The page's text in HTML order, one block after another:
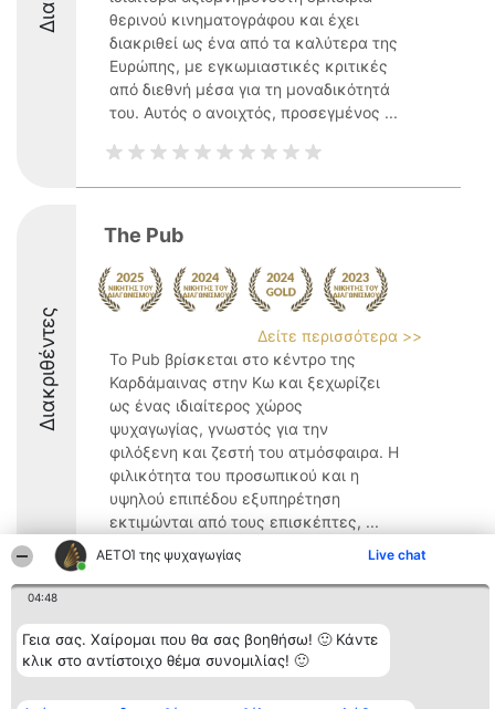
ΑΕΤΟΊ της ψυχαγωγίας Live chat
04:48
Γεια σας. Χαίρομαι που θα σας βοηθήσω! 🙂 Κάντε
κλικ στο αντίστοιχο θέμα συνομιλίας! 🙂
θερινού κινηματογράφου και έχει
διακριθεί ως ένα από τα καλύτερα της
Ευρώπης, με εγκωμιαστικές κριτικές
από διεθνή μέσα για τη μοναδικότητά
του. Αυτός ο ανοιχτός, προσεγμένος ...
Διακριθέντες
The Pub
Δείτε περισσότερα >>
Το Pub βρίσκεται στο κέντρο της
Καρδάμαινας στην Κω και ξεχωρίζει
ως ένας ιδιαίτερος χώρος
ψυχαγωγίας, γνωστός για την
φιλόξενη και ζεστή του ατμόσφαιρα. Η
φιλικότητα του προσωπικού και η
υψηλού επιπέδου εξυπηρέτηση
εκτιμώνται από τους επισκέπτες, ...
8.9
Διοργανωτής της
κατάταξης
BEAUTIFUL COMPANY
ΤΗΛ. ΕΠΙΚΟΙΝΩΝΙΑΣ:
Κατάταξη
Διακριθέντες
Λίστα όλων
Επικοινωνία